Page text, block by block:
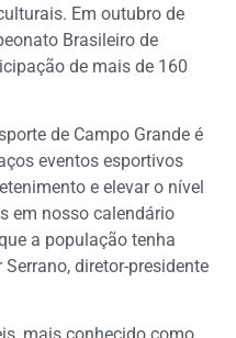
Em outubro de
Brasileiro de
de mais de 160
de Campo Grande é
eventos esportivos
e elevar o nível
em nosso calendário
a população tenha
diretor-presidente